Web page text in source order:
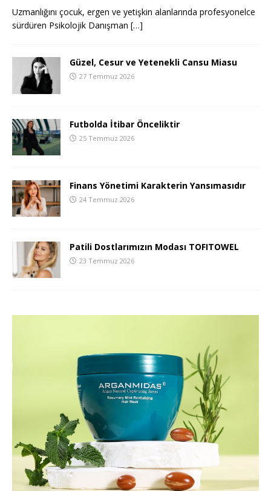
Uzmanlığını çocuk, ergen ve yetişkin alanlarında profesyonelce
sürdüren Psikolojik Danışman […]
Güzel, Cesur ve Yetenekli Cansu Miasu
27 Temmuz 2026
Futbolda İtibar Önceliktir
25 Temmuz 2026
Finans Yönetimi Karakterin Yansımasıdır
24 Temmuz 2026
Patili Dostlarımızın Modası TOFITOWEL
23 Temmuz 2026